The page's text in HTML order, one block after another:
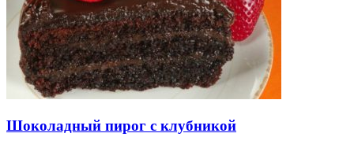
Шоколадный пирог с клубникой